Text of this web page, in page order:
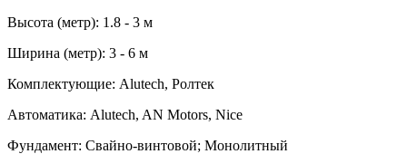
Высота (метр): 1.8 - 3 м
Ширина (метр): 3 - 6 м
Комплектующие: Alutech, Ролтек
Автоматика: Alutech, AN Motors, Nice
Фундамент: Свайно-винтовой; Монолитный